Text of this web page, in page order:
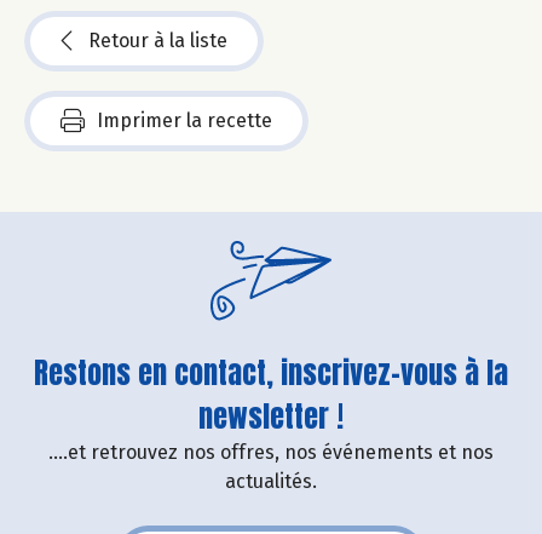
Retour à la liste
Imprimer la recette
Restons en contact, inscrivez-vous à la
newsletter !
....et retrouvez nos offres, nos événements et nos
actualités.